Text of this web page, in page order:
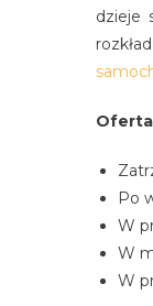
dzieje
Oferta
Po
W
W
W